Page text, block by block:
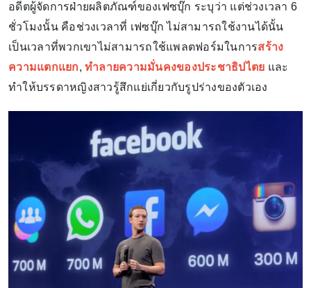
อดีตผู้จัดการฝ่ายผลิตภัณฑ์ของเฟซบุ๊ก ระบุว่า แต่ช่วงเวลา 6
ชั่วโมงนั้น คือช่วงเวลาที่ เฟซบุ๊ก ไม่สามารถใช้งานได้นั้น
เป็นเวลาที่พวกเขาไม่สามารถใช้แพลตฟอร์มในการสร้าง
ความแตกแยก, ทำลายความมั่นคงของประชาธิปไตย และ
ทำให้บรรดาหญิงสาวรู้สึกแย่เกี่ยวกับรูปร่างของตัวเอง